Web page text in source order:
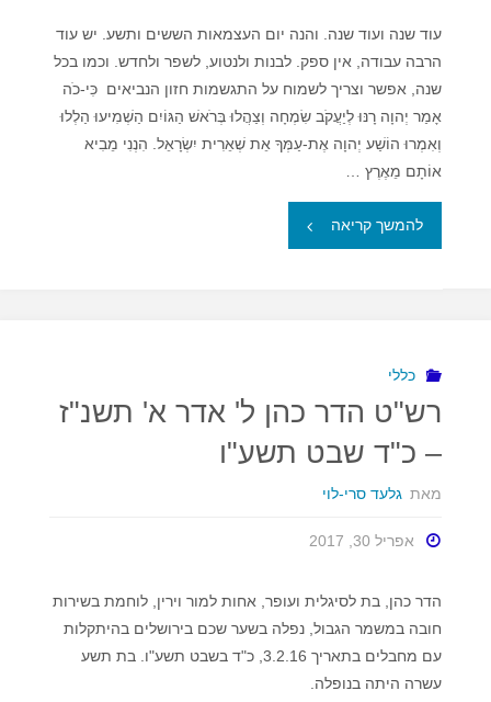
עוד שנה ועוד שנה. והנה יום העצמאות הששים ותשע. יש עוד
הרבה עבודה, אין ספק. לבנות ולנטוע, לשפר ולחדש. וכמו בכל
שנה, אפשר וצריך לשמוח על התגשמות חזון הנביאים כִּי-כֹה
אָמַר יְהוָה רָנּוּ לְיַעֲקֹב שִׂמְחָה וְצַהֲלוּ בְּרֹאשׁ הַגּוֹיִם הַשְׁמִיעוּ הַלְלוּ
וְאִמְרוּ הוֹשַׁע יְהוָה אֶת-עַמְּךָ אֵת שְׁאֵרִית יִשְׂרָאֵל. הִנְנִי מֵבִיא
אוֹתָם מֵאֶרֶץ …
להמשך קריאה "עצמאות
ישראל"
כללי
רש"ט הדר כהן ל' אדר א' תשנ"ז
– כ"ד שבט תשע"ו
מאת גלעד סרי-לוי
אפריל 30, 2017
הדר כהן, בת לסיגלית ועופר, אחות למור וירין, לוחמת בשירות
חובה במשמר הגבול, נפלה בשער שכם בירושלים בהיתקלות
עם מחבלים בתאריך 3.2.16, כ"ד בשבט תשע"ו. בת תשע
עשרה היתה בנופלה.